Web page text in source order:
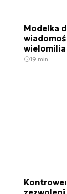
Modelka
19 min.